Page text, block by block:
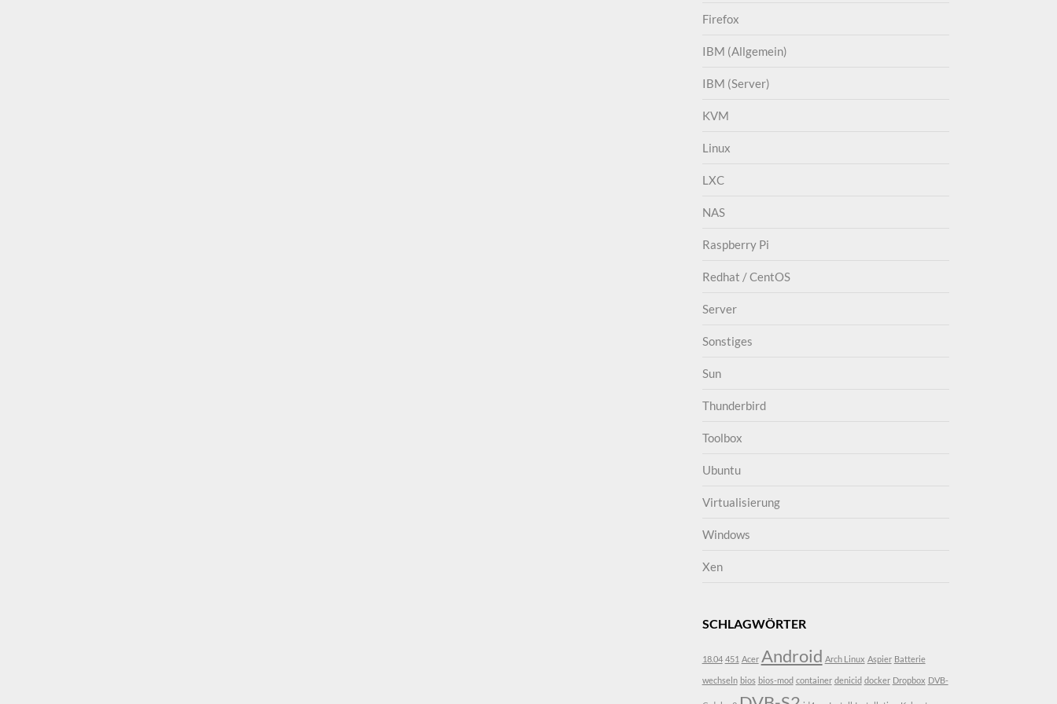
Firefox
IBM (Allgemein)
IBM (Server)
KVM
Linux
LXC
NAS
Raspberry Pi
Redhat / CentOS
Server
Sonstiges
Sun
Thunderbird
Toolbox
Ubuntu
Virtualisierung
Windows
Xen
SCHLAGWÖRTER
18.04 451 Acer Android Arch Linux Aspier Batterie
wechseln bios bios-mod container denicid docker Dropbox DVB-